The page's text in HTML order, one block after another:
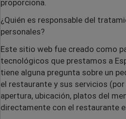
proporciona.
¿Quién es responsable del
personales?
Este sitio web fue creado como
tecnológicos que prestamos a
tiene alguna pregunta sobre un
el restaurante y sus servicios
apertura, ubicación, platos del
directamente con el restaurante